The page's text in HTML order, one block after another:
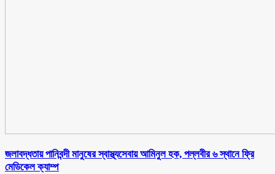
জলাবদ্ধতায় পানিবন্দী মানুষের স্বাস্থ্যসেবায় আমিনুল হক, পল্লবীর ৬ স্থানে ফ্রি
মেডিকেল ক্যাম্প